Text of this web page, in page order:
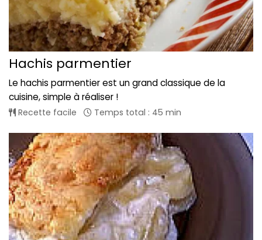
Hachis parmentier
Le hachis parmentier est un grand classique de la
cuisine, simple à réaliser !
Recette facile Temps total : 45 min